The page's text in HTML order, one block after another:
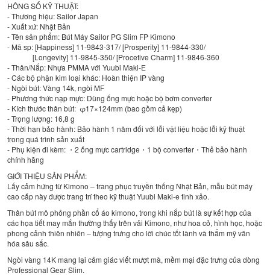
HÔNG SỐ KỸ THUẬT:
- Thương hiệu: Sailor Japan
- Xuất xứ: Nhật Bản
- Tên sản phẩm: Bút Máy Sailor PG Slim FP Kimono
- Mã sp: [Happiness] 11-9843-317/ [Prosperity] 11-9844-330/
[Longevity] 11-9845-350/ [Procetive Charm] 11-9846-360
- Thân/Nắp: Nhựa PMMA với Yuubi Maki-E
- Các bộ phận kim loại khác: Hoàn thiện IP vàng
- Ngòi bút: Vàng 14k, ngòi MF
- Phương thức nạp mực: Dùng ống mực hoặc bộ bơm converter
- Kích thước thân bút: φ17×124mm (bao gồm cả kẹp)
- Trọng lượng: 16,8 g
- Thời hạn bảo hành: Bảo hành 1 năm đối với lỗi vật liệu hoặc lỗi kỹ thuật
trong quá trình sản xuất
- Phụ kiện đi kèm: ・2 ống mực cartridge・1 bộ converter・Thẻ bảo hành
chính hãng
GIỚI THIỆU SẢN PHẨM:
Lấy cảm hứng từ Kimono – trang phục truyền thống Nhật Bản, mẫu bút máy
cao cấp này được trang trí theo kỹ thuật Yuubi Maki-e tinh xảo.
Thân bút mô phỏng phần cổ áo kimono, trong khi nắp bút là sự kết hợp của
các họa tiết may mắn thường thấy trên vải Kimono, như hoa cỏ, hình học, hoặc
phong cảnh thiên nhiên – tượng trưng cho lời chúc tốt lành và thẩm mỹ văn
hóa sâu sắc.
Ngòi vàng 14K mang lại cảm giác viết mượt mà, mềm mại đặc trưng của dòng
Professional Gear Slim.